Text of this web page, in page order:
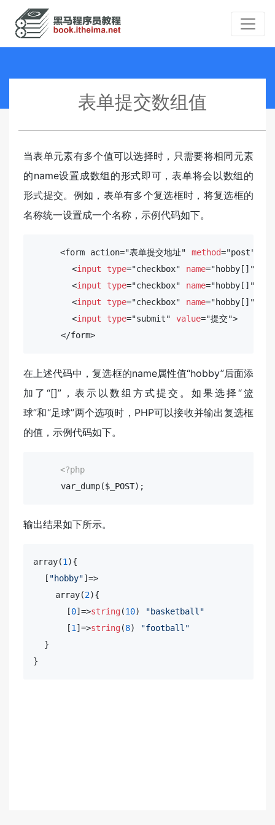
表单提交数组值
当表单元素有多个值可以选择时，只需要将相同元素
的name设置成数组的形式即可，表单将会以数组的
形式提交。例如，表单有多个复选框时，将复选框的
名称统一设置成一个名称，示例代码如下。
     <form action="表单提交地址"
method="post">
       <
input type="checkbox" name="hobby[]"
       <
input type="checkbox" name="hobby[]"
       <
input type="checkbox" name="hobby[]"
       <
input type="submit" value="提交">
     </form>
在上述代码中，复选框的name属性值“hobby”后面添
加了“[]”，表示以数组方式提交。如果选择“篮
球”和“足球”两个选项时，PHP可以接收并输出复选框
的值，示例代码如下。
<?php
     var_dump($_POST);
输出结果如下所示。
array(1){
  [
"hobby"]=>
    array(
2){
      [
0]=>string(10)
"basketball"
      [
1]=>string(8)
"football"
  }
}